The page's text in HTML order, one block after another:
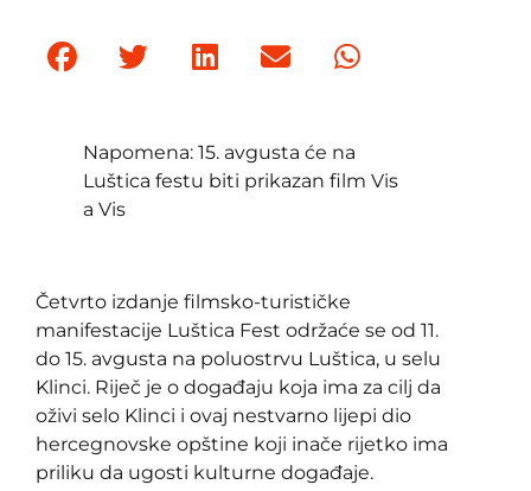
Napomena: 15. avgusta će na
Luštica festu biti prikazan film Vis
a Vis
Četvrto izdanje filmsko-turističke
manifestacije Luštica Fest održaće se od 11.
do 15. avgusta na poluostrvu Luštica, u selu
Klinci. Riječ je o događaju koja ima za cilj da
oživi selo Klinci i ovaj nestvarno lijepi dio
hercegnovske opštine koji inače rijetko ima
priliku da ugosti kulturne događaje.